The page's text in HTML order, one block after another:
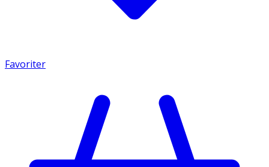
Favoriter